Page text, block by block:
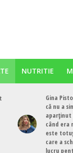
NUTRITIE
Gina
că nu a
aparținut
când era
este
care a
lucru